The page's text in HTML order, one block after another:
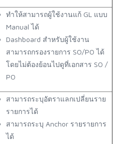
ทำให้สามารถผู้ใช้งานแก้ GL แบบ
Manual ได้
Dashboard สำหรับผู้ใช้งาน
สามารถกรองรายการ SO/PO ได้
โดยไม่ต้องย้อนไปดูที่เอกสาร SO /
PO
สามารถระบุอัตราแลกเปลี่ยนราย
รายการได้
สามารถระบุ Anchor รายรายการ
ได้